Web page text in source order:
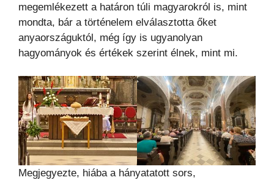
megemlékezett a határon túli magyarokról is, mint
mondta, bár a történelem elválasztotta őket
anyaországuktól, még így is ugyanolyan
hagyományok és értékek szerint élnek, mint mi.
Megjegyezte, hiába a hányatatott sors,